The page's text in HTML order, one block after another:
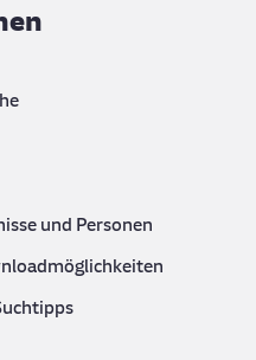
und Personen